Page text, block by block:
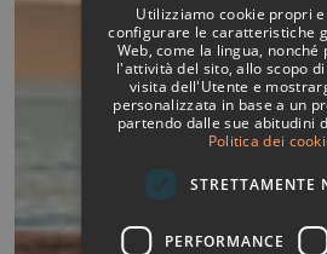
Utilizziamo cookie propri
configurare le caratteristiche
Web, come la lingua, nonché
l'attività del sito, allo scopo
visita dell'Utente e
personalizzata in base a un
partendo dalle sue abitudini
Politica dei
STRETTAMENTE
PERFORMANCE